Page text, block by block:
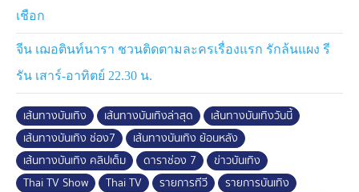
และแฟนละครในยุค 90 ถูกใจสิ่งนี้แน่นอน เพราะละครเรื่อง
นี้ ยังร่วมด้วยนักแสดง-นักร้อง ที่คุณคุ้นเคยอย่าง ทัช ณ
ตะกั่วทุ่ง, ปนัดดา เรืองวุฒิ, แจ๊บ เพ็ญเพชร และศิลปินรุ่น
น้อง ตี๋ วิวิศน์ มาทำให้ละครเรื่องนี้เข้มข้น สมการรอคอย
ไม่ว่าใครก็มีสิทธิ์ได้ดูละครเรื่องนี้ ลูกผู้ชายหัวใจเพชร
พร้อมมอบความสนุกให้แฟน ๆ แล้ว ในอังคารที่ 16
มิถุนายนนี้ เวลา 19.00 น. รอชมความสนุกเข้มข้น ครบรส
ที่หน้าจอ 7HD กด 35
เชือก
จีน เฌอตินท์นารา ชวนติดตามละครเรื่องแรก รักล้นแผง รี
รัน เสาร์-อาทิตย์ 22.30 น.
เส้นทางบันเทิง เส้นทางบันเทิงล่าสุด
เส้นทางบันเทิงวันนี้
เส้นทางบันเทิง ช่อง7
เส้นทางบันเทิง ย้อนหลัง
เส้นทางบันเทิง คลิปเต็ม
ดาราช่อง 7
ข่าวบันเทิง
Thai TV Show
Thai TV รายการทีวี
รายการบันเทิง